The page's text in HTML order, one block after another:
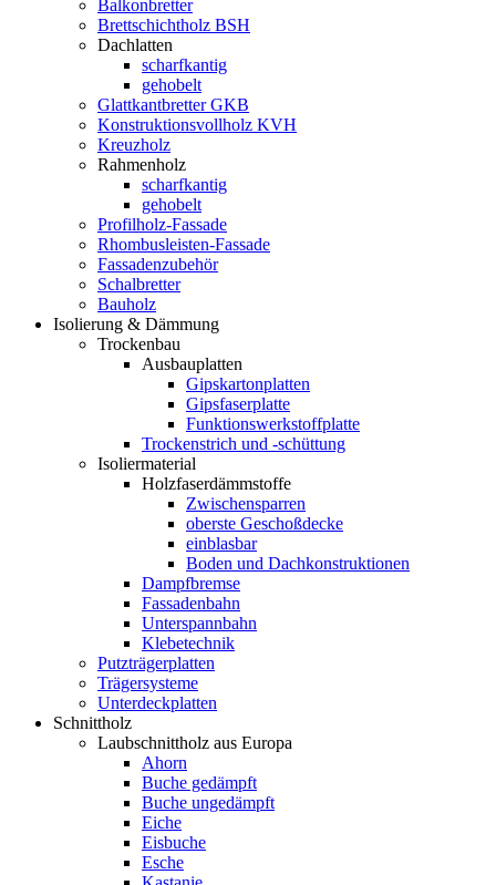
Balkonbretter
Brettschichtholz BSH
Dachlatten
scharfkantig
gehobelt
Glattkantbretter GKB
Konstruktionsvollholz KVH
Kreuzholz
Rahmenholz
scharfkantig
gehobelt
Profilholz-Fassade
Rhombusleisten-Fassade
Fassadenzubehör
Schalbretter
Bauholz
Isolierung & Dämmung
Trockenbau
Ausbauplatten
Gipskartonplatten
Gipsfaserplatte
Funktionswerkstoffplatte
Trockenstrich und -schüttung
Isoliermaterial
Holzfaserdämmstoffe
Zwischensparren
oberste Geschoßdecke
einblasbar
Boden und Dachkonstruktionen
Dampfbremse
Fassadenbahn
Unterspannbahn
Klebetechnik
Putzträgerplatten
Trägersysteme
Unterdeckplatten
Schnittholz
Laubschnittholz aus Europa
Ahorn
Buche gedämpft
Buche ungedämpft
Eiche
Eisbuche
Esche